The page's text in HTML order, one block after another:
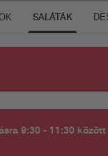
SALÁTÁK
9:30 - 11:30